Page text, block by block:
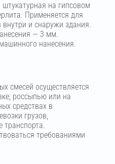
на гипсовом
Применяется для
и снаружи здания.
— 3 мм.
нанесения.
смесей осуществляется
россыпью или на
средствах в
грузов,
требованиями